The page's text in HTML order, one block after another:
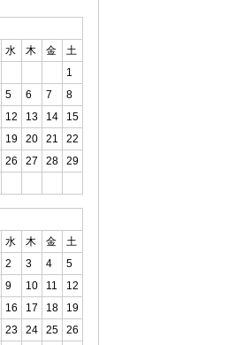
水 木 金
土
1
5 6 7
8
12 13 14
15
19 20 21
22
26 27 28
29
水 木 金
土
2 3 4
5
9 10 11
12
16 17 18
19
23 24 25 26